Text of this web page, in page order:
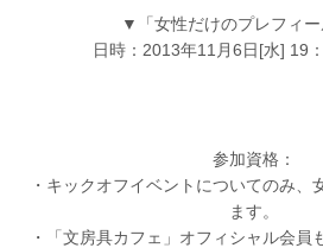
▼「女性だけのプレフィー
日時：2013年11月6日[水] 19
参加資格：
・キックオフイベントについてのみ、
ます。
・「文房具カフェ」オフィシャル会員